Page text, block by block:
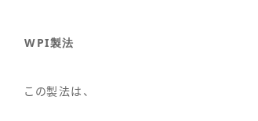
WPI製法
この製法は、